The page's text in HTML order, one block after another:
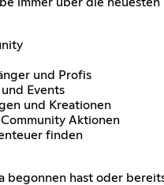
und Profis
Events
und Kreationen
Aktionen
finden
begonnen hast oder